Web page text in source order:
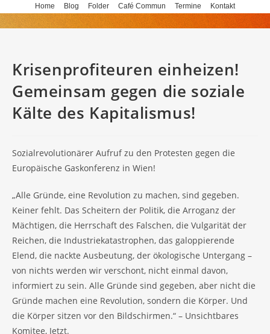
to
Home Blog Folder Café Commun Termine Kontakt
Krisenprofiteuren einheizen!
Gemeinsam gegen die soziale
Kälte des Kapitalismus!
Sozialrevolutionärer Aufruf zu den Protesten gegen die
Europäische Gaskonferenz in Wien!
„Alle Gründe, eine Revolution zu machen, sind gegeben.
Keiner fehlt. Das Scheitern der Politik, die Arroganz der
Mächtigen, die Herrschaft des Falschen, die Vulgarität der
Reichen, die Industriekatastrophen, das galoppierende
Elend, die nackte Ausbeutung, der ökologische Untergang –
von nichts werden wir verschont, nicht einmal davon,
informiert zu sein. Alle Gründe sind gegeben, aber nicht die
Gründe machen eine Revolution, sondern die Körper. Und
die Körper sitzen vor den Bildschirmen.“ – Unsichtbares
Komitee, Jetzt.